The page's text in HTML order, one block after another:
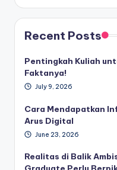
Recent Posts
Pentingkah Kuliah
Faktanya!
July 9, 2026
Cara Mendapatkan
Arus Digital
June 23, 2026
Realitas di Balik